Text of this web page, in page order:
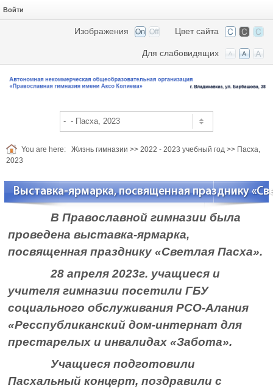
Войти
Цвет сайта
Изображения
Для слабовидящих
You are here: Жизнь гимназии >> 2022 - 2023 учебный год >> Пасха,
2023
Выставка-ярмарка, посвященная празднику
В Православной гимназии была
проведена выставка-ярмарка,
посвященная празднику «Светлая Пасха».
28 апреля 2023г. учащиеся и
учителя гимназии посетили ГБУ
социального обслуживания РСО-Алания
«Ресспубликанский дом-интернат для
престарелых и инвалидах «Забота».
Учащиеся подготовили
Пасхальный концерт, поздравили с